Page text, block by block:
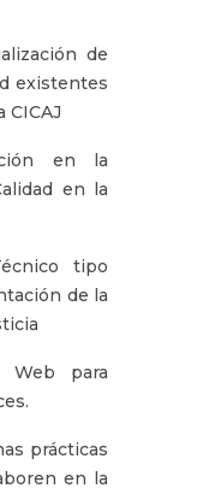
de
existentes
CICAJ
en la
en la
tipo
de la
Web para
prácticas
en la